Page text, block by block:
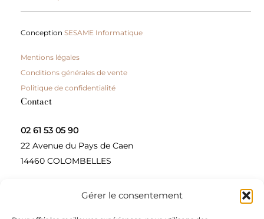
Gérer le consentement
ConceptionSESAME Informatique
Mentions légales
Conditions générales de vente
Politique de confidentialité
Contact
02 61 53 05 90
22 Avenue du Pays de Caen
14460 COLOMBELLES
Contactez-nous